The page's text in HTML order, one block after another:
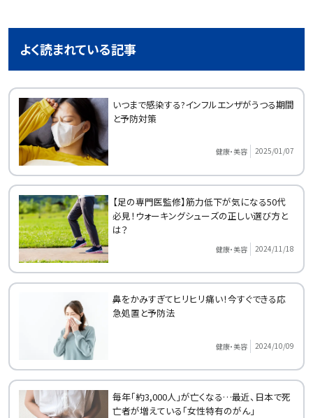
よく読まれている記事
いつまで感染する?インフルエンザがうつる期間
と予防対策
健康・美容 2025/01/07
【足の専門医監修】筋力低下が気になる50代
必見！ウォーキングシューズの正しい選び方と
は？
健康・美容 2024/11/18
鼻をかみすぎてヒリヒリ痛い！今すぐできる応
急処置と予防法
健康・美容 2024/10/09
毎年「約3,000人」が亡くなる…最近、日本で死
亡者が増えている「女性特有のがん」